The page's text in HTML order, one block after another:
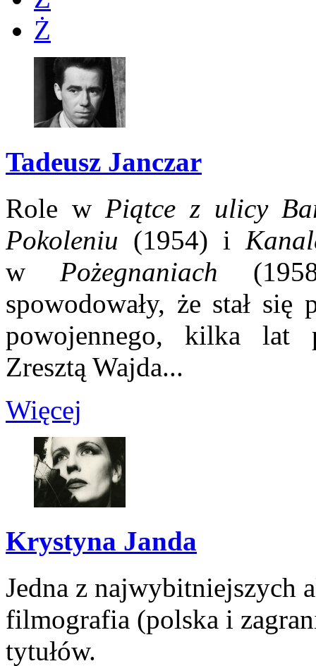
Ż
Tadeusz Janczar
Role wPiątce z ulicy
Pokoleniu (1954) i
wPożegnaniach
spowodowały, że stał
powojennego, kilka lat
Zresztą Wajda...
Więcej
Krystyna Janda
Jedna z najwybitniejszych
filmografia (polska i
tytułów.